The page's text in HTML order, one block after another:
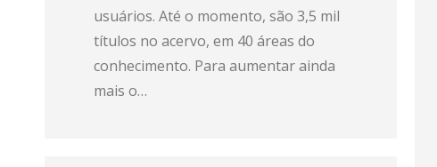
usuários. Até o momento, são 3,5 mil
títulos no acervo, em 40 áreas do
conhecimento. Para aumentar ainda
mais o…